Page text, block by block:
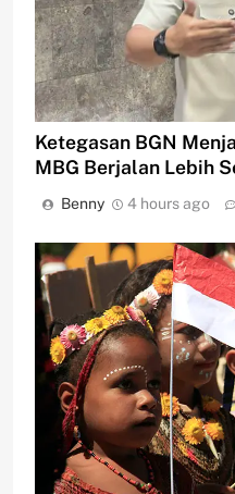
Ketegasan BGN
MBG Berjalan Lebih
Benny 4 hours ago